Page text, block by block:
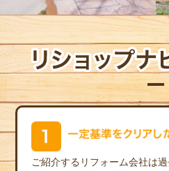
ご紹介するリフォーム会社は